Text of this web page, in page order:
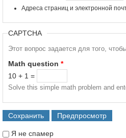
Адреса страниц и электронной
CAPTCHA
Этот вопрос задается для того,
Math question *
10 + 1 =
Solve this simple math problem and
Я не спамер